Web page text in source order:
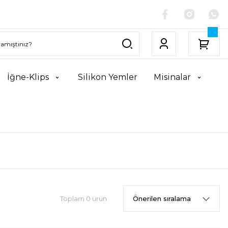
İğne-Klips Silikon Yemler Misinalar
Toplam 0 ürün